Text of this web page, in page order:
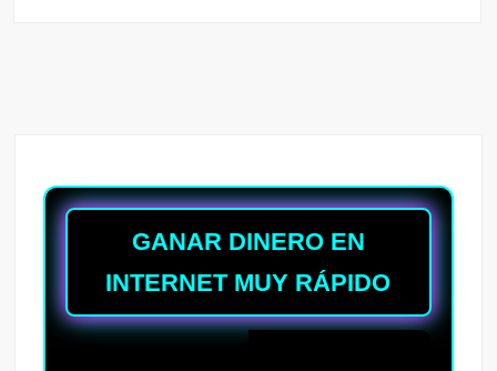
GANAR DINERO EN
INTERNET MUY RÁPIDO